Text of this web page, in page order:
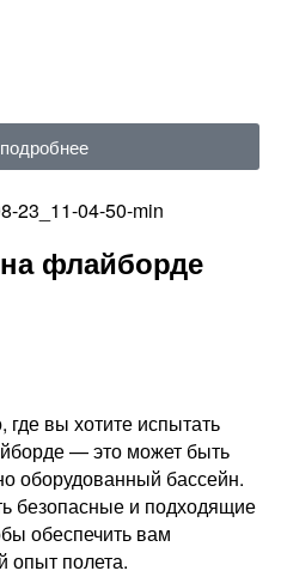
флайборде
вы хотите испытать
— это может быть
оборудованный бассейн.
безопасные и подходящие
обеспечить вам
опыт полета.